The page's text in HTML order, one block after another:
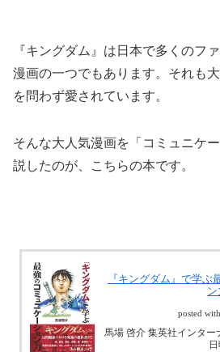
『キングダム』は日本で多くのフ
漫画の一つでもあります。それも
を問わず愛されています。
そんな大人気漫画を「コミュニケ
説したのが、こちらの本です。
『キングダム』で学ぶ
ン
posted with
馬場 啓介 集英社インタ